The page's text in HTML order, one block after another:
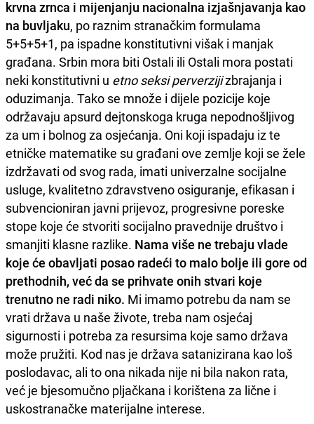
krvna zrnca i mijenjanju nacionalna izjašnjavanja kao
na buvljaku, po raznim stranačkim formulama
5+5+5+1, pa ispadne konstitutivni višak i manjak
građana. Srbin mora biti Ostali ili Ostali mora postati
neki konstitutivni u etno seksi perverzijizbrajanja i
oduzimanja. Tako se množe i dijele pozicije koje
održavaju apsurd dejtonskoga kruga nepodnošljivog
za um i bolnog za osjećanja. Oni koji ispadaju iz te
etničke matematike su građani ove zemlje koji se žele
izdržavati od svog rada, imati univerzalne socijalne
usluge, kvalitetno zdravstveno osiguranje, efikasan i
subvencioniran javni prijevoz, progresivne poreske
stope koje će stvoriti socijalno pravednije društvo i
smanjiti klasne razlike. Nama više ne trebaju vlade
koje će obavljati posao radeći to malo bolje ili gore od
prethodnih, već da se prihvate onih stvari koje
trenutno ne radi niko. Mi imamo potrebu da nam se
vrati država u naše živote, treba nam osjećaj
sigurnosti i potreba za resursima koje samo država
može pružiti. Kod nas je država satanizirana kao loš
poslodavac, ali to ona nikada nije ni bila nakon rata,
već je bjesomučno pljačkana i korištena za lične i
uskostranačke materijalne interese.